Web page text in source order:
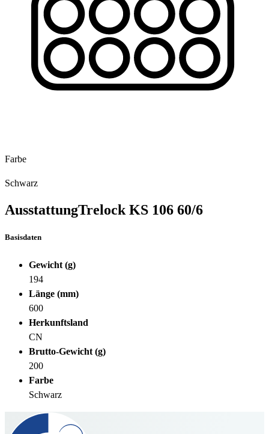
Farbe
Schwarz
AusstattungTrelock KS 106 60/6
Basisdaten
Gewicht (g)
194
Länge (mm)
600
Herkunftsland
CN
Brutto-Gewicht (g)
200
Farbe
Schwarz